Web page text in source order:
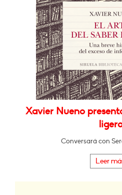
Xavier Nueno
Conversará con
Leer